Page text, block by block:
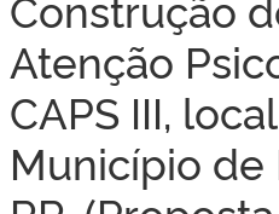
Atenção
CAPS III,
Município de